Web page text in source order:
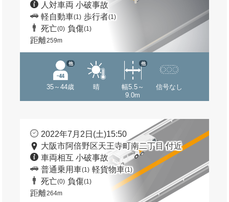
人対車両 小破事故
軽自動車(1) 歩行者(1)
死亡(0) 負傷(1)
距離259m
35～44歳
他
晴
幅5.5～
9.0m
他
信号なし
2022年7月2日(土)15:50
大阪市阿倍野区天王寺町南二丁目 付近
車両相互 小破事故
普通乗用車(1) 軽貨物車(1)
死亡(0) 負傷(1)
距離264m